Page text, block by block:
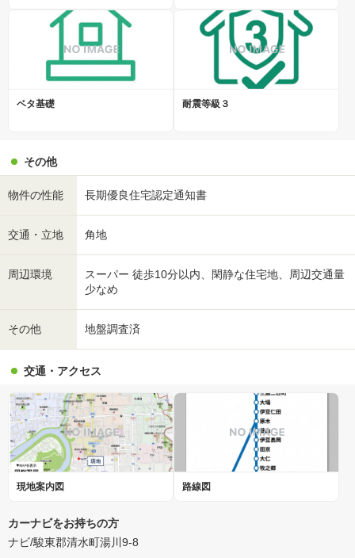
ベタ基礎 耐震等級３
その他
物件の性能 長期優良住宅認定通知書
交通・立地 角地
周辺環境
スーパー 徒歩10分以内、閑静な住宅地、周辺交通量
少なめ
その他 地盤調査済
交通・アクセス
現地案内図 路線図
カーナビをお持ちの方
ナビ/駿東郡清水町湯川9-8